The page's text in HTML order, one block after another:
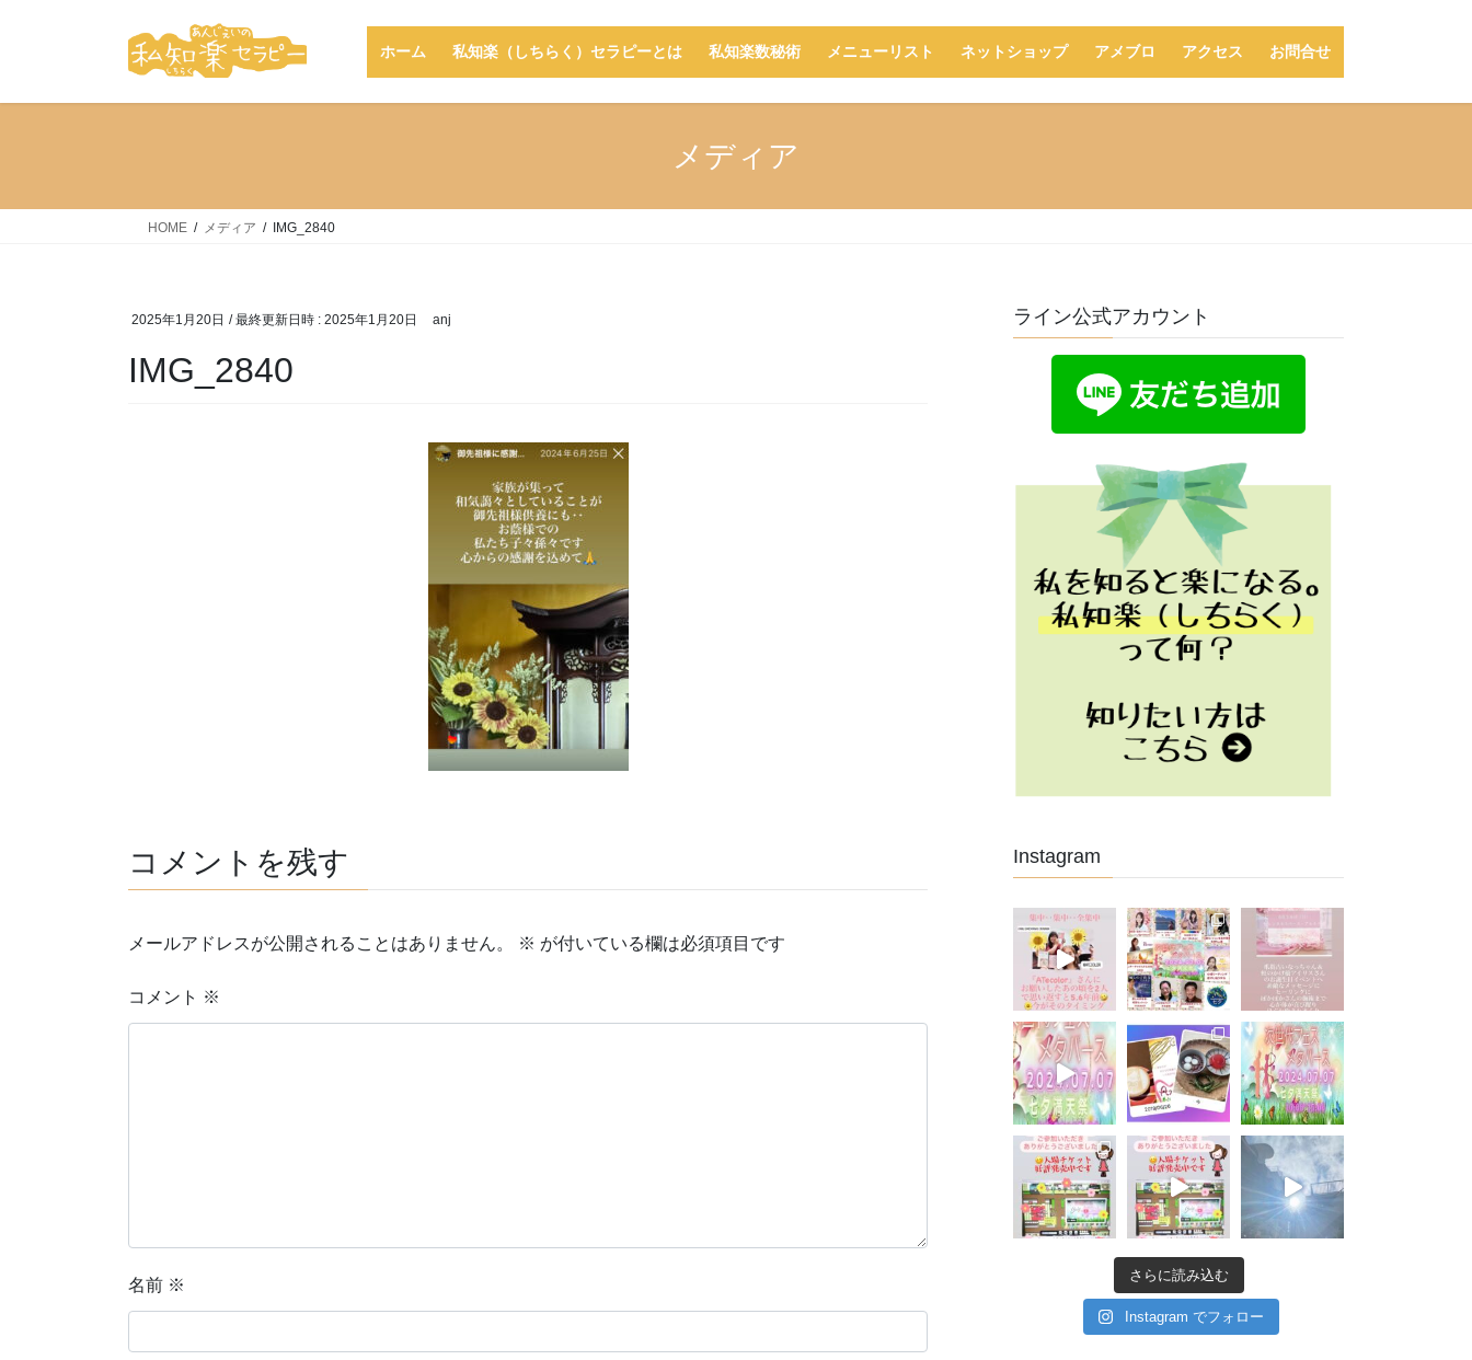
ホーム 私知楽（しちらく）セラピーとは 私知楽数秘術 メニューリスト ネットショップ アメブロ アクセス お問合せ
メディア
HOME メディア IMG_2840
2025年1月20日 / 最終更新日時 : 2025年1月20日 anj
IMG_2840
コメントを残す
メールアドレスが公開されることはありません。 ※ が付いている欄は必須項目です
コメント ※
名前 ※
ライン公式アカウント
Instagram
さらに読み込む
Instagram でフォロー